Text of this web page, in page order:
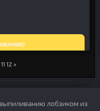
11 12 »
лобзиком из